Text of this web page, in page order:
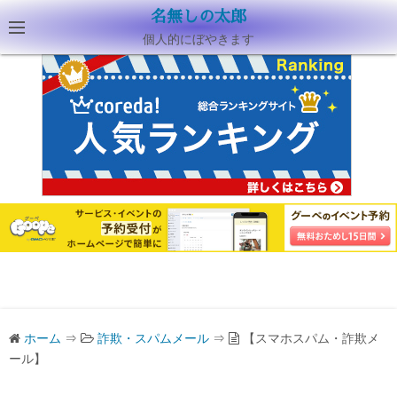
名無しの太郎
個人的にぼやきます
ホーム ⇒ 詐欺・スパムメール ⇒
【スマホスパム・詐欺メ
ール】